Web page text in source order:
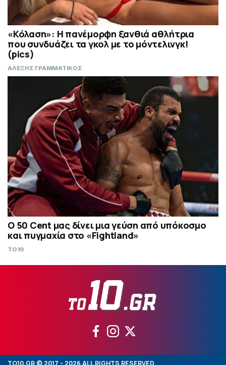
«Κόλαση»: Η πανέμορφη ξανθιά αθλήτρια
που συνδυάζει τα γκολ με το μόντελινγκ!
(pics)
ΑΛΕΞΗΣ ΓΡΑΜΜΑΤΙΚΟΣ
Ο 50 Cent μας δίνει μια γεύση από υπόκοσμο
και πυγμαχία στο «Fightland»
TO10
TO10.GR © 2017 - 2026 ALL RIGHTS RESERVED